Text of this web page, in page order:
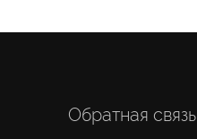
Обратная связь